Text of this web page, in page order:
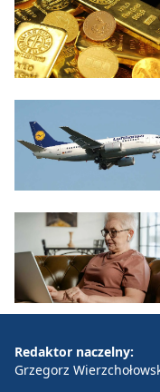
Redaktor naczelny:
Grzegorz